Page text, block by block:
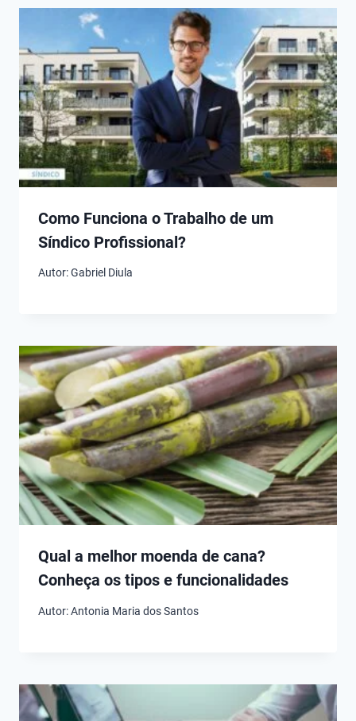
Como Funciona o Trabalho de um
Síndico Profissional?
Autor:Gabriel Diula
Qual a melhor moenda de cana?
Conheça os tipos e funcionalidades
Autor:Antonia Maria dos Santos